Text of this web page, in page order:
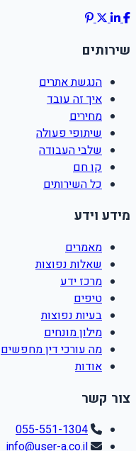
שירותים
הנגשת אתרים
איך זה עובד
מחירים
שיתופי פעולה
שלבי העבודה
קו חם
כל השירותים
מידע וידע
מאמרים
שאלות נפוצות
מרכז ידע
טיפים
בעיות נפוצות
מילון מונחים
מה עורכי דין מחפשים
אודות
צור קשר
055-551-1304
info@user-a.co.il